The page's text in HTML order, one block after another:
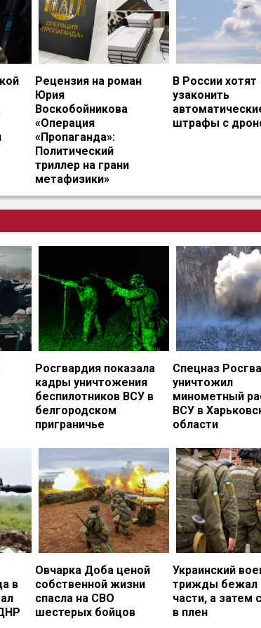
Рецензия на роман
Юрия
Воскобойникова
«Операция
«Пропаганда»:
Политический
триллер на грани
метафизики»
В России хотят
узаконить
штрафы с
Росгвардия показала
кадры уничтожения
беспилотников ВСУ в
белгородском
приграничье
Спецназ
уничтожил
минометный
ВСУ в
области
в
Овчарка Доба ценой
собственной жизни
спасла на СВО
шестерых бойцов
Украинский
трижды бежал
части, а затем
в плен